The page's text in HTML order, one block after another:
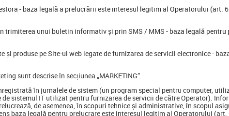
- baza legală a prelucrării este interesul legitim al Operatorului (art.
unui buletin informativ și prin SMS / MMS - baza legală pentru
produse pe Site-ul web legate de furnizarea de servicii electronice -
sunt descrise în secțiunea „MARKETING”.
în jurnalele de sistem (un program special pentru computer,
sistemul IT utilizat pentru furnizarea de servicii de către Operator).
de asemenea, în scopuri tehnice și administrative, în scopul
baza legală pentru prelucrare este interesul legitim al Operatorului (art.